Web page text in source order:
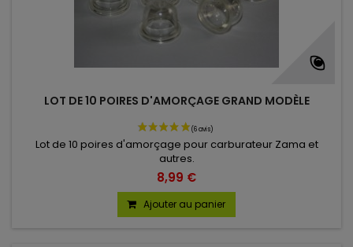
LOT DE 10 POIRES D'AMORÇAGE GRAND MODÈLE
Lot de 10 poires d'amorçage pour carburateur Zama et
autres.
8,99 €
Ajouter au panier